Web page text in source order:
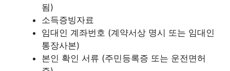
됨)
소득증빙자료
임대인 계좌번호 (계약서상 명시 또는 임대인
통장사본)
본인 확인 서류 (주민등록증 또는 운전면허